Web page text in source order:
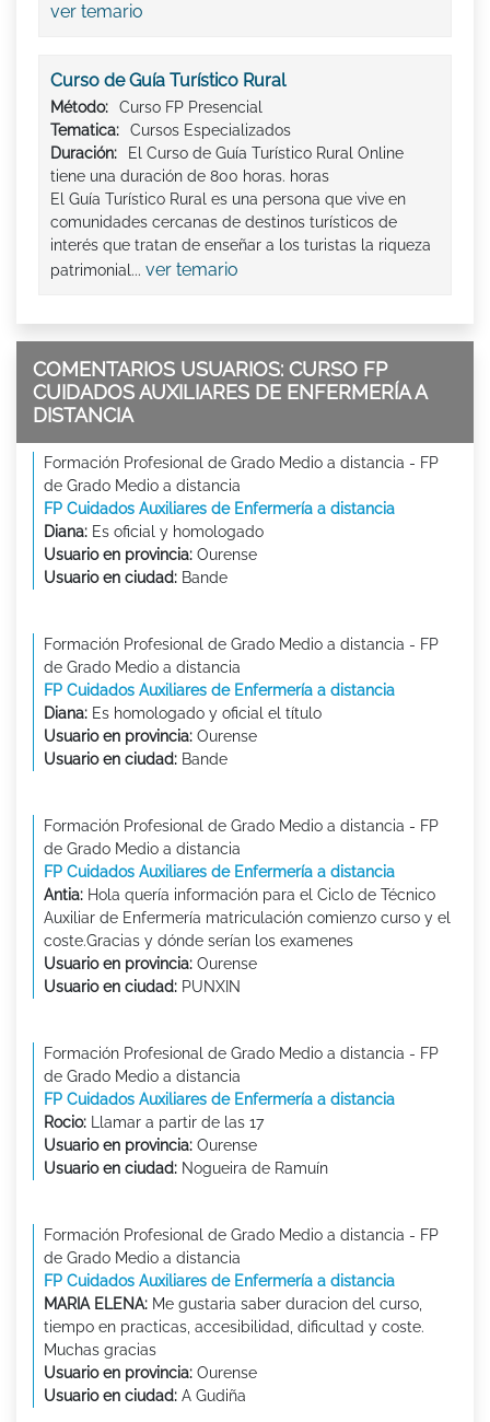
ver temario
Curso de Guía Turístico Rural
Método:
Curso FP Presencial
Tematica:
Cursos Especializados
Duración:
El Curso de Guía Turístico Rural Online
tiene una duración de 800 horas. horas
El Guía Turístico Rural es una persona que vive en
comunidades cercanas de destinos turísticos de
interés que tratan de enseñar a los turistas la riqueza
patrimonial... ver temario
COMENTARIOS USUARIOS: CURSO FP
CUIDADOS AUXILIARES DE ENFERMERÍA A
DISTANCIA
Formación Profesional de Grado Medio a distancia - FP
de Grado Medio a distancia
FP Cuidados Auxiliares de Enfermería a distancia
Diana: Es oficial y homologado
Usuario en provincia: Ourense
Usuario en ciudad: Bande
Formación Profesional de Grado Medio a distancia - FP
de Grado Medio a distancia
FP Cuidados Auxiliares de Enfermería a distancia
Diana: Es homologado y oficial el título
Usuario en provincia: Ourense
Usuario en ciudad: Bande
Formación Profesional de Grado Medio a distancia - FP
de Grado Medio a distancia
FP Cuidados Auxiliares de Enfermería a distancia
Antia: Hola quería información para el Ciclo de Técnico
Auxiliar de Enfermería matriculación comienzo curso y el
coste.Gracias y dónde serían los examenes
Usuario en provincia: Ourense
Usuario en ciudad: PUNXIN
Formación Profesional de Grado Medio a distancia - FP
de Grado Medio a distancia
FP Cuidados Auxiliares de Enfermería a distancia
Rocio: Llamar a partir de las 17
Usuario en provincia: Ourense
Usuario en ciudad: Nogueira de Ramuín
Formación Profesional de Grado Medio a distancia - FP
de Grado Medio a distancia
FP Cuidados Auxiliares de Enfermería a distancia
MARIA ELENA: Me gustaria saber duracion del curso,
tiempo en practicas, accesibilidad, dificultad y coste.
Muchas gracias
Usuario en provincia: Ourense
Usuario en ciudad: A Gudiña